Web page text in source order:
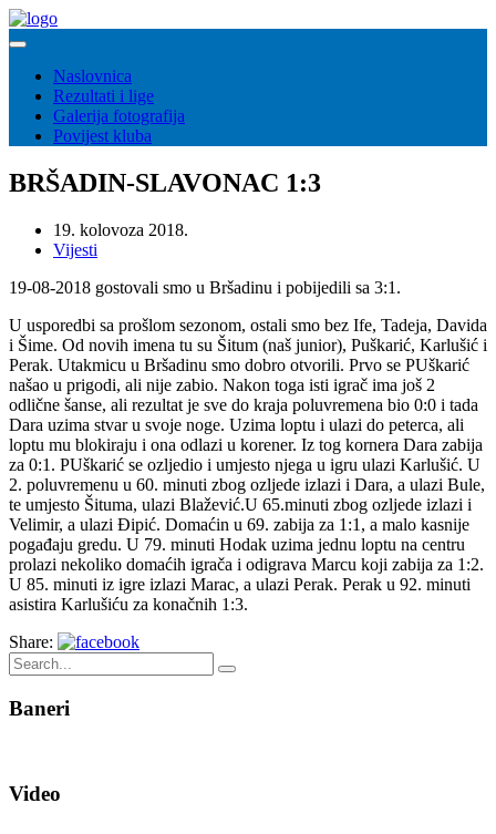
Naslovnica
Rezultati i lige
Galerija fotografija
Povijest kluba
BRŠADIN-SLAVONAC 1:3
19. kolovoza 2018.
Vijesti
19-08-2018 gostovali smo u Bršadinu i pobijedili sa 3:1.
U usporedbi sa prošlom sezonom, ostali smo bez Ife, Tadeja, Davida
i Šime. Od novih imena tu su Šitum (naš junior), Puškarić, Karlušić i
Perak. Utakmicu u Bršadinu smo dobro otvorili. Prvo se PUškarić
našao u prigodi, ali nije zabio. Nakon toga isti igrač ima još 2
odlične šanse, ali rezultat je sve do kraja poluvremena bio 0:0 i tada
Dara uzima stvar u svoje noge. Uzima loptu i ulazi do peterca, ali
loptu mu blokiraju i ona odlazi u korener. Iz tog kornera Dara zabija
za 0:1. PUškarić se ozljedio i umjesto njega u igru ulazi Karlušić. U
2. poluvremenu u 60. minuti zbog ozljede izlazi i Dara, a ulazi Bule,
te umjesto Šituma, ulazi Blažević.U 65.minuti zbog ozljede izlazi i
Velimir, a ulazi Đipić. Domaćin u 69. zabija za 1:1, a malo kasnije
pogađaju gredu. U 79. minuti Hodak uzima jednu loptu na centru
prolazi nekoliko domaćih igrača i odigrava Marcu koji zabija za 1:2.
U 85. minuti iz igre izlazi Marac, a ulazi Perak. Perak u 92. minuti
asistira Karlušiću za konačnih 1:3.
Share:
Baneri
Video